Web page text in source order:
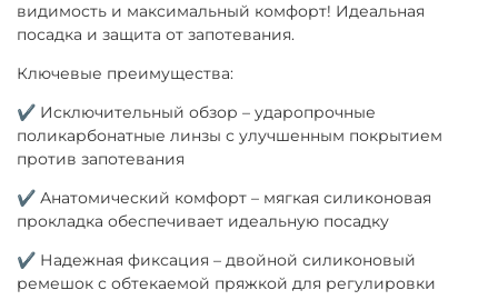
видимость и максимальный комфорт! Идеальная
посадка и защита от запотевания.
Ключевые преимущества:
✔ Исключительный обзор – ударопрочные
поликарбонатные линзы с улучшенным покрытием
против запотевания
✔ Анатомический комфорт – мягкая силиконовая
прокладка обеспечивает идеальную посадку
✔ Надежная фиксация – двойной силиконовый
ремешок с обтекаемой пряжкой для регулировки